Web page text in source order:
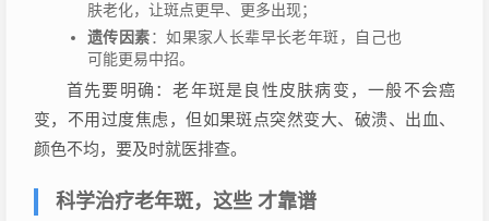
肤老化，让斑点更早、更多出现；
遗传因素：如果家人长辈早长老年斑，自己也
可能更易中招。
首先要明确：老年斑是良性皮肤病变，一般不会癌
变，不用过度焦虑，但如果斑点突然变大、破溃、出血、
颜色不均，要及时就医排查。
科学治疗老年斑，这些 才靠谱